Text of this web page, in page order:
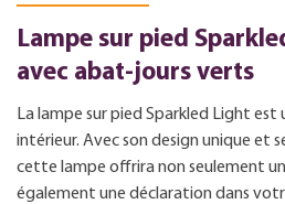
Lampe sur pied
avec abat-jours verts
La lampe sur pied Sparkled Light
intérieur. Avec son design unique et
cette lampe offrira non seulement
également une déclaration dans